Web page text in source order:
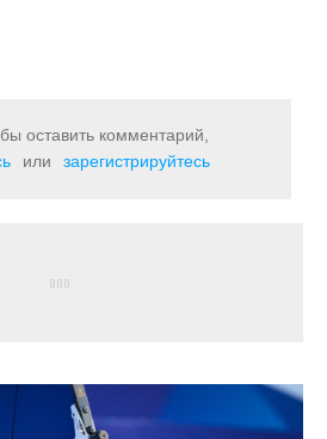
оставить комментарий,
или зарегистрируйтесь